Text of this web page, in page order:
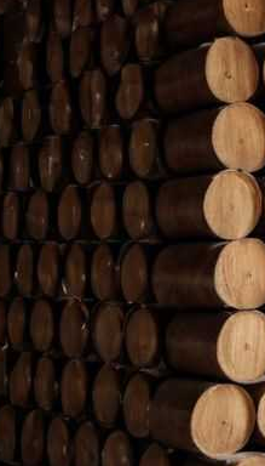
С Лавками И
Вашего Сада
Днем?
Рыбная Запеканка:
Семьи